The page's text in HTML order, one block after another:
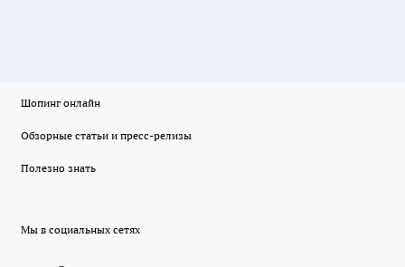
Шопинг онлайн
Обзорные статьи и пресс-релизы
Полезно знать
Мы в социальных сетях